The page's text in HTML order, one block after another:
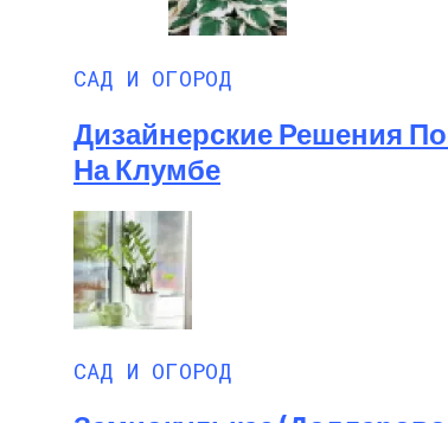
САД И ОГОРОД
Дизайнерские Решения
На Клумбе
САД И ОГОРОД